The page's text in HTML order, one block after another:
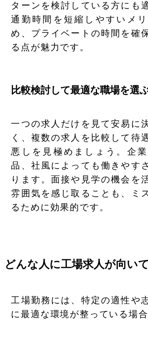
ターンを検討している方にも
通勤時間を短縮しやすいメ
め、プライベートの時間を確
る点が魅力です。
比較検討して最適な職場を選
一つの求人だけを見て安易に
く、複数の求人を比較して待
悪しを見極めましょう。企
品、社風によっても働きやす
ります。面接や見学の機会を
雰囲気を感じ取ることも、ミ
るために効果的です。
どんな人に工場求人が向い
工場勤務には、特定の適性や
に最適な環境が整っている場合